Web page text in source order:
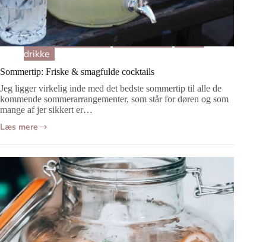
Mad og Opskrifter
drikke
Sommertip: Friske & smagfulde cocktails
Jeg ligger virkelig inde med det bedste sommertip til alle de
kommende sommerarrangementer, som står for døren og som
mange af jer sikkert er…
Læs mere
Sommertip:
Friske
&
smagfulde
cocktails